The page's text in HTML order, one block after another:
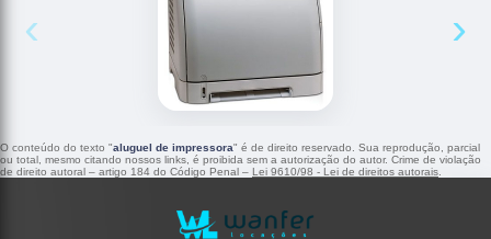
‹ ›
O conteúdo do texto "aluguel de impressora" é de direito reservado. Sua reprodução, parcial
ou total, mesmo citando nossos links, é proibida sem a autorização do autor. Crime de violação
de direito autoral – artigo 184 do Código Penal – Lei 9610/98 - Lei de direitos autorais